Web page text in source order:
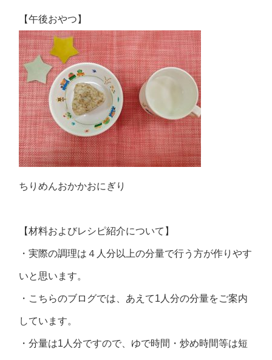
【午後おやつ】
ちりめんおかかおにぎり
【材料およびレシピ紹介について】
・実際の調理は４人分以上の分量で行う方が作りやす
いと思います。
・こちらのブログでは、あえて1人分の分量をご案内
しています。
・分量は1人分ですので、ゆで時間・炒め時間等は短